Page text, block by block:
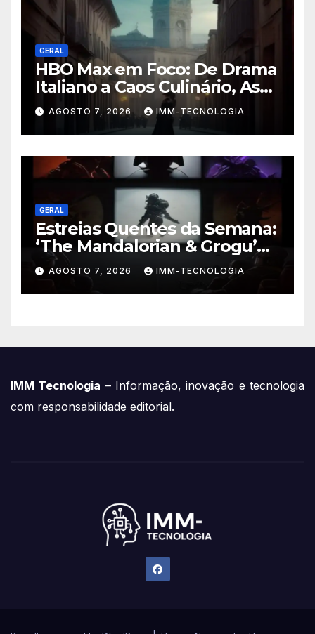
GERAL
HBO Max em Foco: De Drama
Italiano a Caos Culinário, As
Novidades Imperdíveis da
Semana (16 a 22 de Fevereiro)
AGOSTO 7, 2026 IMM-TECNOLOGIA
GERAL
Estreias Quentes da Semana:
‘The Mandalorian & Grogu’
Anunciado e Outros
Lançamentos Imperdíveis!
AGOSTO 7, 2026 IMM-TECNOLOGIA
IMM Tecnologia – Informação, inovação e tecnologia
com responsabilidade editorial.